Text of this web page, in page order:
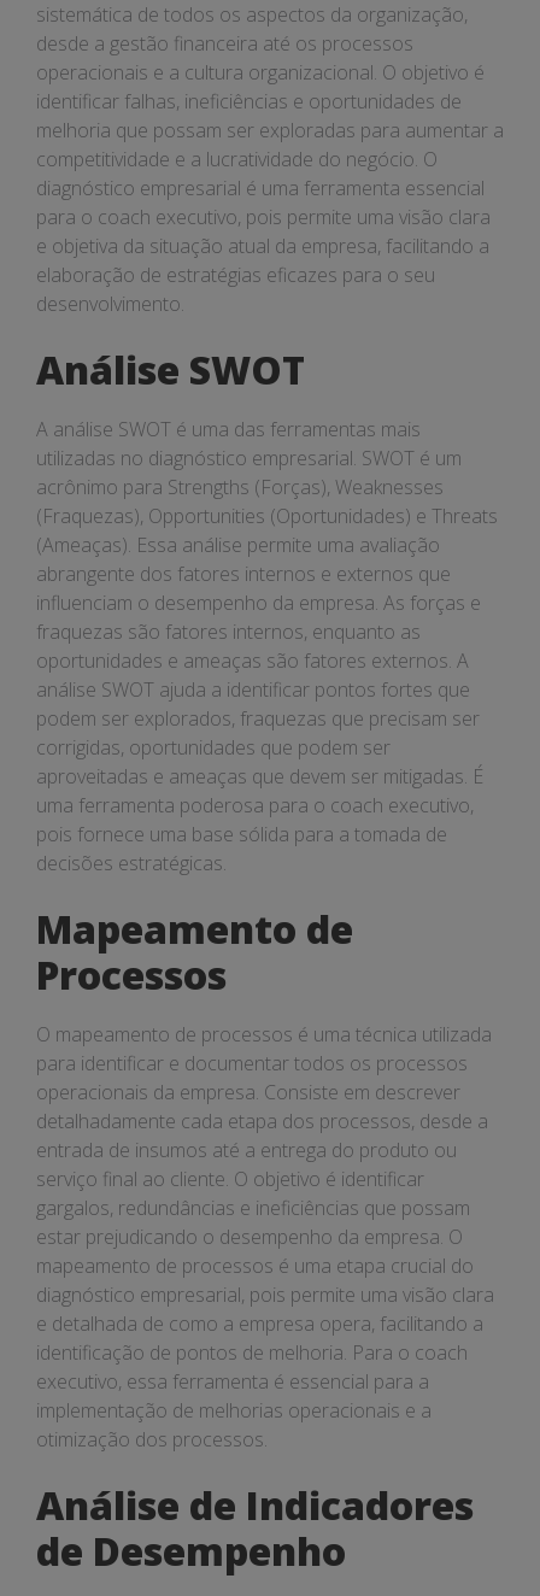
sistemática de todos os aspectos da organização,
desde a gestão financeira até os processos
operacionais e a cultura organizacional. O objetivo é
identificar falhas, ineficiências e oportunidades de
melhoria que possam ser exploradas para aumentar a
competitividade e a lucratividade do negócio. O
diagnóstico empresarial é uma ferramenta essencial
para o coach executivo, pois permite uma visão clara
e objetiva da situação atual da empresa, facilitando a
elaboração de estratégias eficazes para o seu
desenvolvimento.
Análise SWOT
A análise SWOT é uma das ferramentas mais
utilizadas no diagnóstico empresarial. SWOT é um
acrônimo para Strengths (Forças), Weaknesses
(Fraquezas), Opportunities (Oportunidades) e Threats
(Ameaças). Essa análise permite uma avaliação
abrangente dos fatores internos e externos que
influenciam o desempenho da empresa. As forças e
fraquezas são fatores internos, enquanto as
oportunidades e ameaças são fatores externos. A
análise SWOT ajuda a identificar pontos fortes que
podem ser explorados, fraquezas que precisam ser
corrigidas, oportunidades que podem ser
aproveitadas e ameaças que devem ser mitigadas. É
uma ferramenta poderosa para o coach executivo,
pois fornece uma base sólida para a tomada de
decisões estratégicas.
Mapeamento de
Processos
O mapeamento de processos é uma técnica utilizada
para identificar e documentar todos os processos
operacionais da empresa. Consiste em descrever
detalhadamente cada etapa dos processos, desde a
entrada de insumos até a entrega do produto ou
serviço final ao cliente. O objetivo é identificar
gargalos, redundâncias e ineficiências que possam
estar prejudicando o desempenho da empresa. O
mapeamento de processos é uma etapa crucial do
diagnóstico empresarial, pois permite uma visão clara
e detalhada de como a empresa opera, facilitando a
identificação de pontos de melhoria. Para o coach
executivo, essa ferramenta é essencial para a
implementação de melhorias operacionais e a
otimização dos processos.
Análise de Indicadores
de Desempenho